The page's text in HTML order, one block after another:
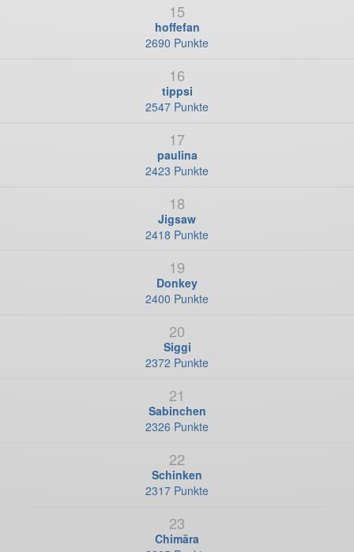
15
hoffefan
2690 Punkte
16
tippsi
2547 Punkte
17
paulina
2423 Punkte
18
Jigsaw
2418 Punkte
19
Donkey
2400 Punkte
20
Siggi
2372 Punkte
21
Sabinchen
2326 Punkte
22
Schinken
2317 Punkte
23
Chimära